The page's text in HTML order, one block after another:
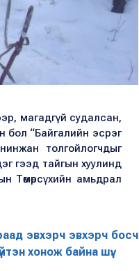
магадгүй судалсан,
бол “Байгалийн эсрэг
толгойлогчдыг
гээд тайгын хуулинд
Төмөрсүхийн амьдрал
эвхэрч эвхэрч босч
хонож байна шүү.